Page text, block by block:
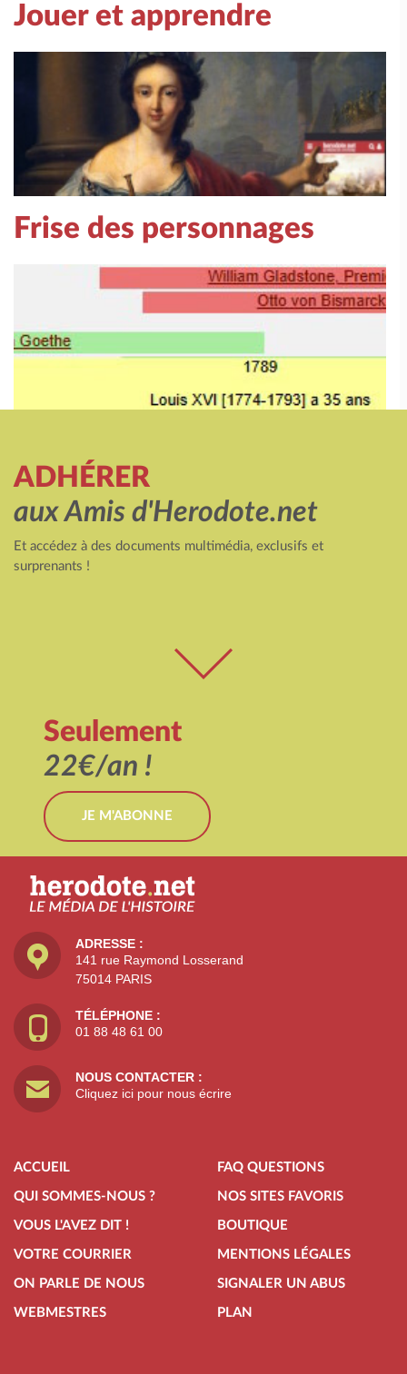
Jouer et apprendre
Frise des personnages
ADHÉRER
aux Amis d'Herodote.net
Et accédez à des documents multimédia, exclusifs et
surprenants !
Seulement
22€/an !
JE M'ABONNE
ADRESSE :
141 rue Raymond Losserand
75014 PARIS
TÉLÉPHONE :
01 88 48 61 00
NOUS CONTACTER :
Cliquez ici pour nous écrire
ACCUEIL
QUI SOMMES-NOUS ?
VOUS L'AVEZ DIT !
VOTRE COURRIER
ON PARLE DE NOUS
WEBMESTRES
FAQ QUESTIONS
NOS SITES FAVORIS
BOUTIQUE
MENTIONS LÉGALES
SIGNALER UN ABUS
PLAN